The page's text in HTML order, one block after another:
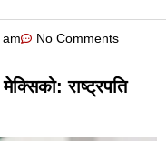
am No Comments
राष्ट्रपति